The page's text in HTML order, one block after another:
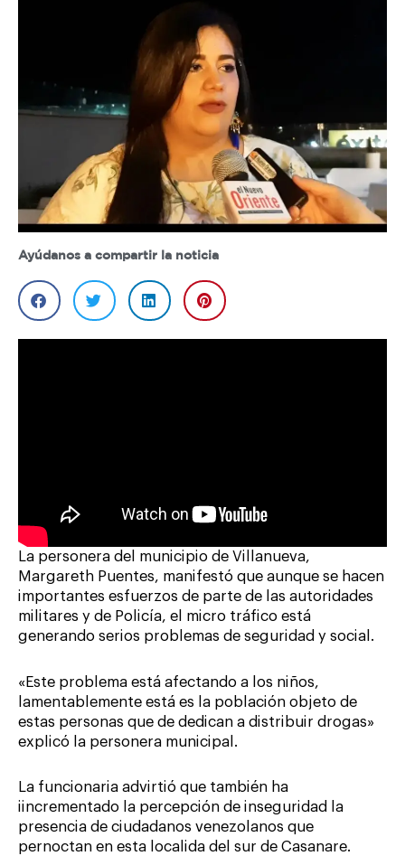
Ayúdanos a compartir la noticia
La personera del municipio de Villanueva,
Margareth Puentes, manifestó que aunque se hacen
importantes esfuerzos de parte de las autoridades
militares y de Policía, el micro tráfico está
generando serios problemas de seguridad y social.
«Este problema está afectando a los niños,
lamentablemente está es la población objeto de
estas personas que de dedican a distribuir drogas»
explicó la personera municipal.
La funcionaria advirtió que también ha
iincrementado la percepción de inseguridad la
presencia de ciudadanos venezolanos que
pernoctan en esta localida del sur de Casanare.